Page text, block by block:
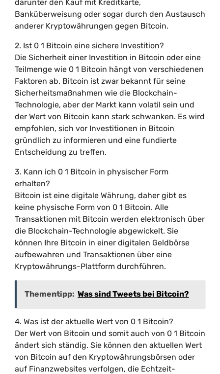
darunter den Kauf mit Kreditkarte,
Banküberweisung oder sogar durch den Austausch
anderer Kryptowährungen gegen Bitcoin.
2. Ist 0 1 Bitcoin eine sichere Investition?
Die Sicherheit einer Investition in Bitcoin oder eine
Teilmenge wie 0 1 Bitcoin hängt von verschiedenen
Faktoren ab. Bitcoin ist zwar bekannt für seine
Sicherheitsmaßnahmen wie die Blockchain-
Technologie, aber der Markt kann volatil sein und
der Wert von Bitcoin kann stark schwanken. Es wird
empfohlen, sich vor Investitionen in Bitcoin
gründlich zu informieren und eine fundierte
Entscheidung zu treffen.
3. Kann ich 0 1 Bitcoin in physischer Form
erhalten?
Bitcoin ist eine digitale Währung, daher gibt es
keine physische Form von 0 1 Bitcoin. Alle
Transaktionen mit Bitcoin werden elektronisch über
die Blockchain-Technologie abgewickelt. Sie
können Ihre Bitcoin in einer digitalen Geldbörse
aufbewahren und Transaktionen über eine
Kryptowährungs-Plattform durchführen.
Thementipp: Was sind Tweets bei Bitcoin?
4. Was ist der aktuelle Wert von 0 1 Bitcoin?
Der Wert von Bitcoin und somit auch von 0 1 Bitcoin
ändert sich ständig. Sie können den aktuellen Wert
von Bitcoin auf den Kryptowährungsbörsen oder
auf Finanzwebsites verfolgen, die Echtzeit-